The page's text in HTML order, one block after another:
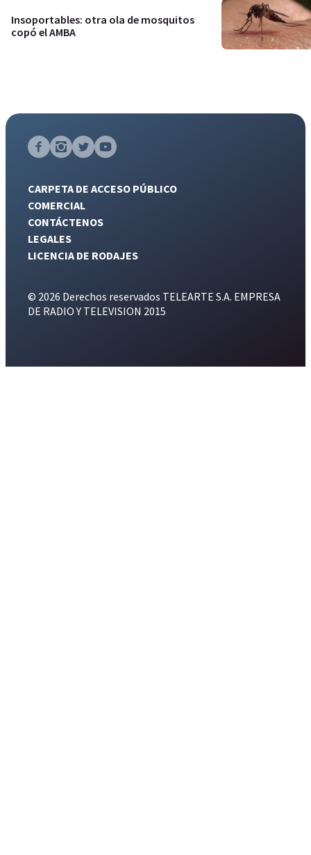
Insoportables: otra ola de mosquitos
copó el AMBA
CARPETA DE ACCESO PÚBLICO
COMERCIAL
CONTÁCTENOS
LEGALES
LICENCIA DE RODAJES
© 2026 Derechos reservados TELEARTE S.A. EMPRESA
DE RADIO Y TELEVISION 2015